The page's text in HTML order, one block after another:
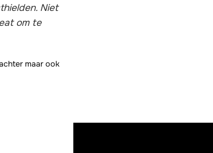
Niet
om te
maar ook